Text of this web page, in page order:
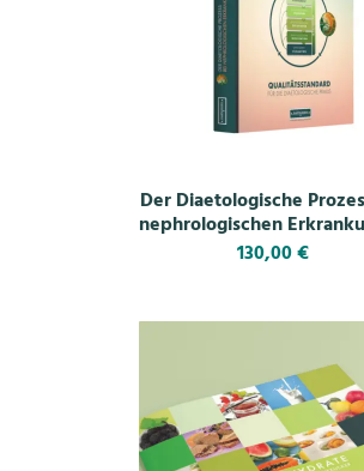
Der Diaetologische
nephrologischen
130,00€